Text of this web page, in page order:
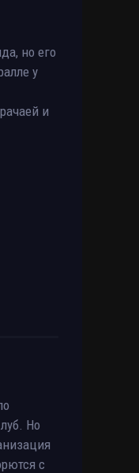
но его
у
и
Но
с